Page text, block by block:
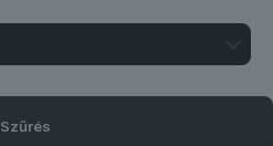
Szűrés